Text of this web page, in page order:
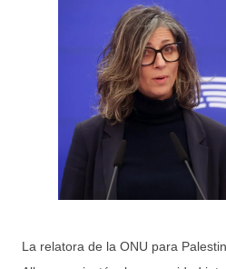
La relatora de la ONU para Palestina ocupada, Francesca